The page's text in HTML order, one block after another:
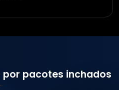
por pacotes inchados